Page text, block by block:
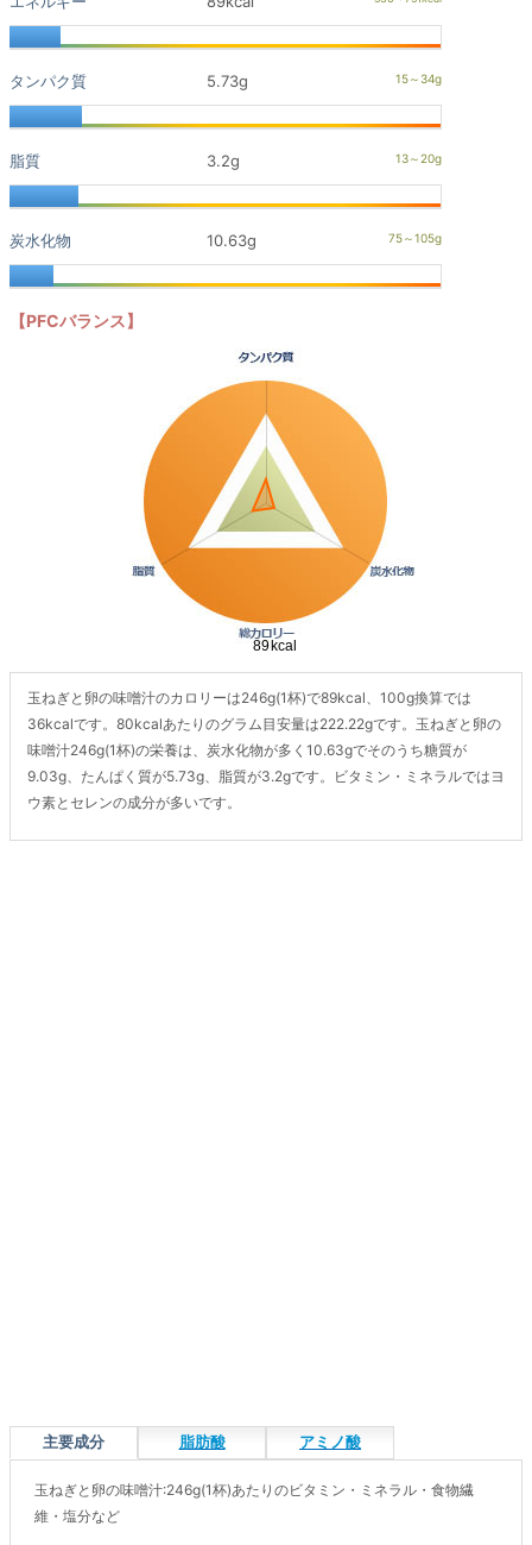
タンパク質 5.73g
脂質 3.2g
炭水化物 10.63g
【PFCバランス】
玉ねぎと卵の味噌汁のカロリーは246g(1杯)で89kcal、100g換算では
36kcalです。80kcalあたりのグラム目安量は222.22gです。玉ねぎと卵の
味噌汁246g(1杯)の栄養は、炭水化物が多く10.63gでそのうち糖質が
9.03g、たんぱく質が5.73g、脂質が3.2gです。ビタミン・ミネラルではヨ
ウ素とセレンの成分が多いです。
主要成分 脂肪酸 アミノ酸
玉ねぎと卵の味噌汁:246g(1杯)あたりのビタミン・ミネラル・食物繊
維・塩分など